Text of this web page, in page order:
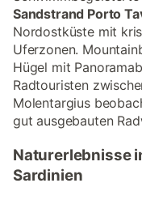
Sandstrand Porto
Nordostküste mit
Uferzonen.
Hügel mit
Radtouristen
Molentargius
gut ausgebauten
Naturerlebnisse
Sardinien